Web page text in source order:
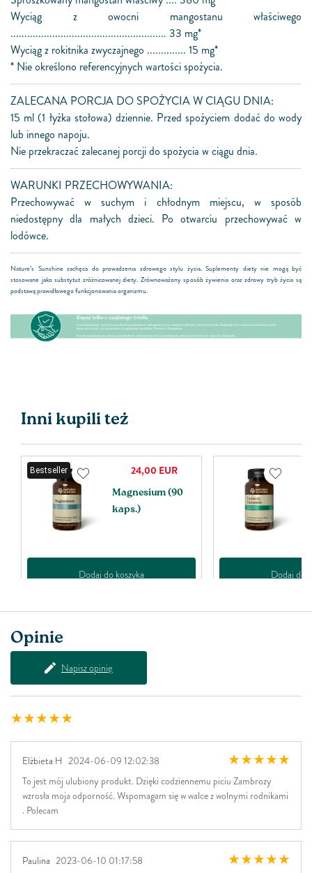
Wyciąg z owocni mangostanu właściwego
........................................................ 33 mg*
Wyciąg z rokitnika zwyczajnego .............. 15 mg*
* Nie określono referencyjnych wartości spożycia.
ZALECANA PORCJA DO SPOŻYCIA W CIĄGU DNIA:
15 ml (1 łyżka stołowa) dziennie. Przed spożyciem dodać do wody
lub innego napoju.
Nie przekraczać zalecanej porcji do spożycia w ciągu dnia.
WARUNKI PRZECHOWYWANIA:
Przechowywać w suchym i chłodnym miejscu, w sposób
niedostępny dla małych dzieci. Po otwarciu przechowywać w
lodówce.
Nature’s Sunshine zachęca do prowadzenia zdrowego stylu życia. Suplementy diety nie mogą być
stosowane jako substytut zróżnicowanej diety. Zrównoważony sposób żywienia oraz zdrowy tryb życia są
podstawą prawidłowego funkcjonowania organizmu.
Inni kupili też
Bestseller 24,00 EUR
Magnesium (90
kaps.)
Dodaj do koszyka Dodaj do
Opinie
Napisz opinię
Elżbieta H 2024-06-09 12:02:38
To jest mój ulubiony produkt. Dzięki codziennemu piciu Zambrozy
wzrosła moja odporność. Wspomagam się w walce z wolnymi rodnikami
. Polecam
Paulina 2023-06-10 01:17:58